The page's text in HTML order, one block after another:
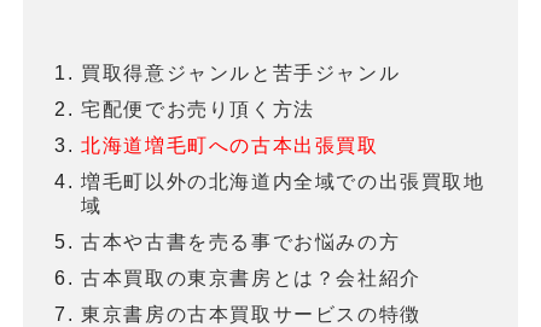
買取得意ジャンルと苦手ジャンル
宅配便でお売り頂く方法
北海道増毛町への古本出張買取
増毛町以外の北海道内全域での出張買取地
域
古本や古書を売る事でお悩みの方
古本買取の東京書房とは？会社紹介
東京書房の古本買取サービスの特徴